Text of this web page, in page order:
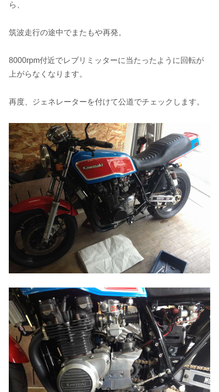
ら、
筑波走行の途中でまたもや再発。
8000rpm付近でレブリミッターに当たったように回転が
上がらなくなります。
再度、ジェネレーターを付けて公道でチェックします。